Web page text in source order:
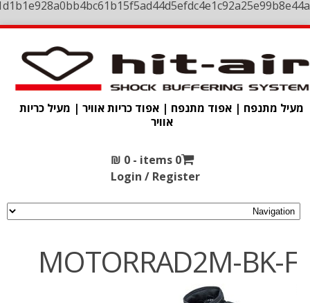
מעיל מתנפח | אפוד מתנפח | אפוד כריות אוויר | מעיל כריות
אוויר
0 items -
₪ 0
Login / Register
MOTORRAD2M-BK-F